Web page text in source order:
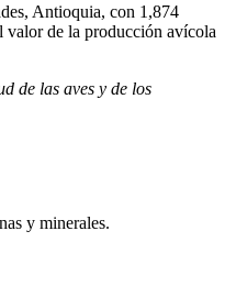
Antioquia, con 1,874
valor de la producción avícola
de las aves y de los
y minerales.